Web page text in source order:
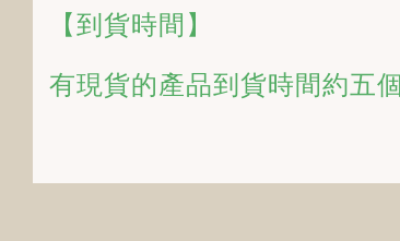
【到貨時間】
有現貨的產品到貨時間約五